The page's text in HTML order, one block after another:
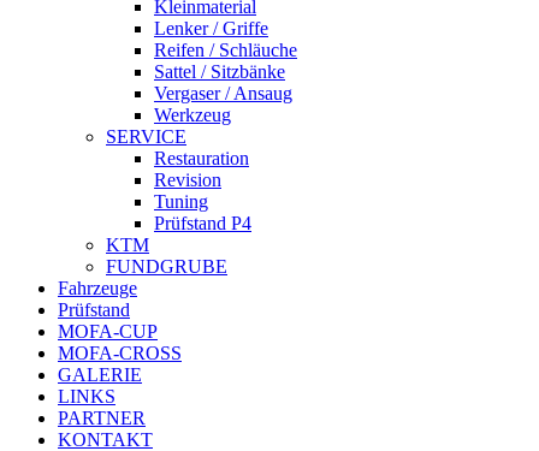
Kleinmaterial
Lenker / Griffe
Reifen / Schläuche
Sattel / Sitzbänke
Vergaser / Ansaug
Werkzeug
SERVICE
Restauration
Revision
Tuning
Prüfstand P4
KTM
FUNDGRUBE
Fahrzeuge
Prüfstand
MOFA-CUP
MOFA-CROSS
GALERIE
LINKS
PARTNER
KONTAKT